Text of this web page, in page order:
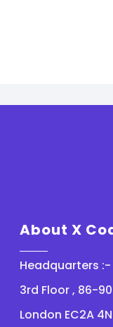
About X
Headquarters :-
3rd Floor , 86-
London EC2A